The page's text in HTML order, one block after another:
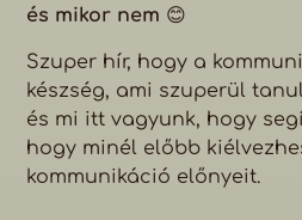
és mikor nem 😊
Szuper hír, hogy a
készség, ami szuperül
és mi itt vagyunk, hogy
hogy minél előbb
kommunikáció előnyeit.